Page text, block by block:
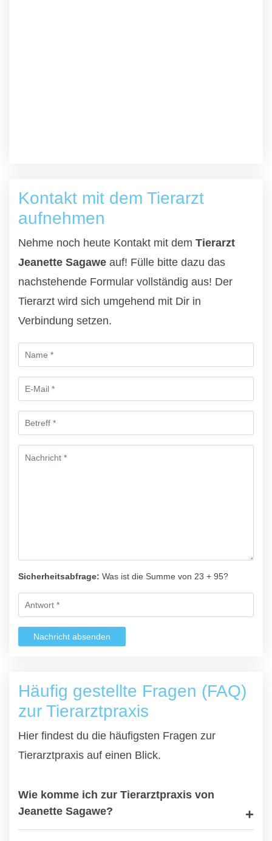
Kontakt mit dem Tierarzt
aufnehmen
Nehme noch heute Kontakt mit dem Tierarzt
Jeanette Sagawe auf! Fülle bitte dazu das
nachstehende Formular vollständig aus! Der
Tierarzt wird sich umgehend mit Dir in
Verbindung setzen.
Sicherheitsabfrage: Was ist die Summe von 23 + 95?
Nachricht absenden
Häufig gestellte Fragen (FAQ)
zur Tierarztpraxis
Hier findest du die häufigsten Fragen zur
Tierarztpraxis auf einen Blick.
Wie komme ich zur Tierarztpraxis von
Jeanette Sagawe?